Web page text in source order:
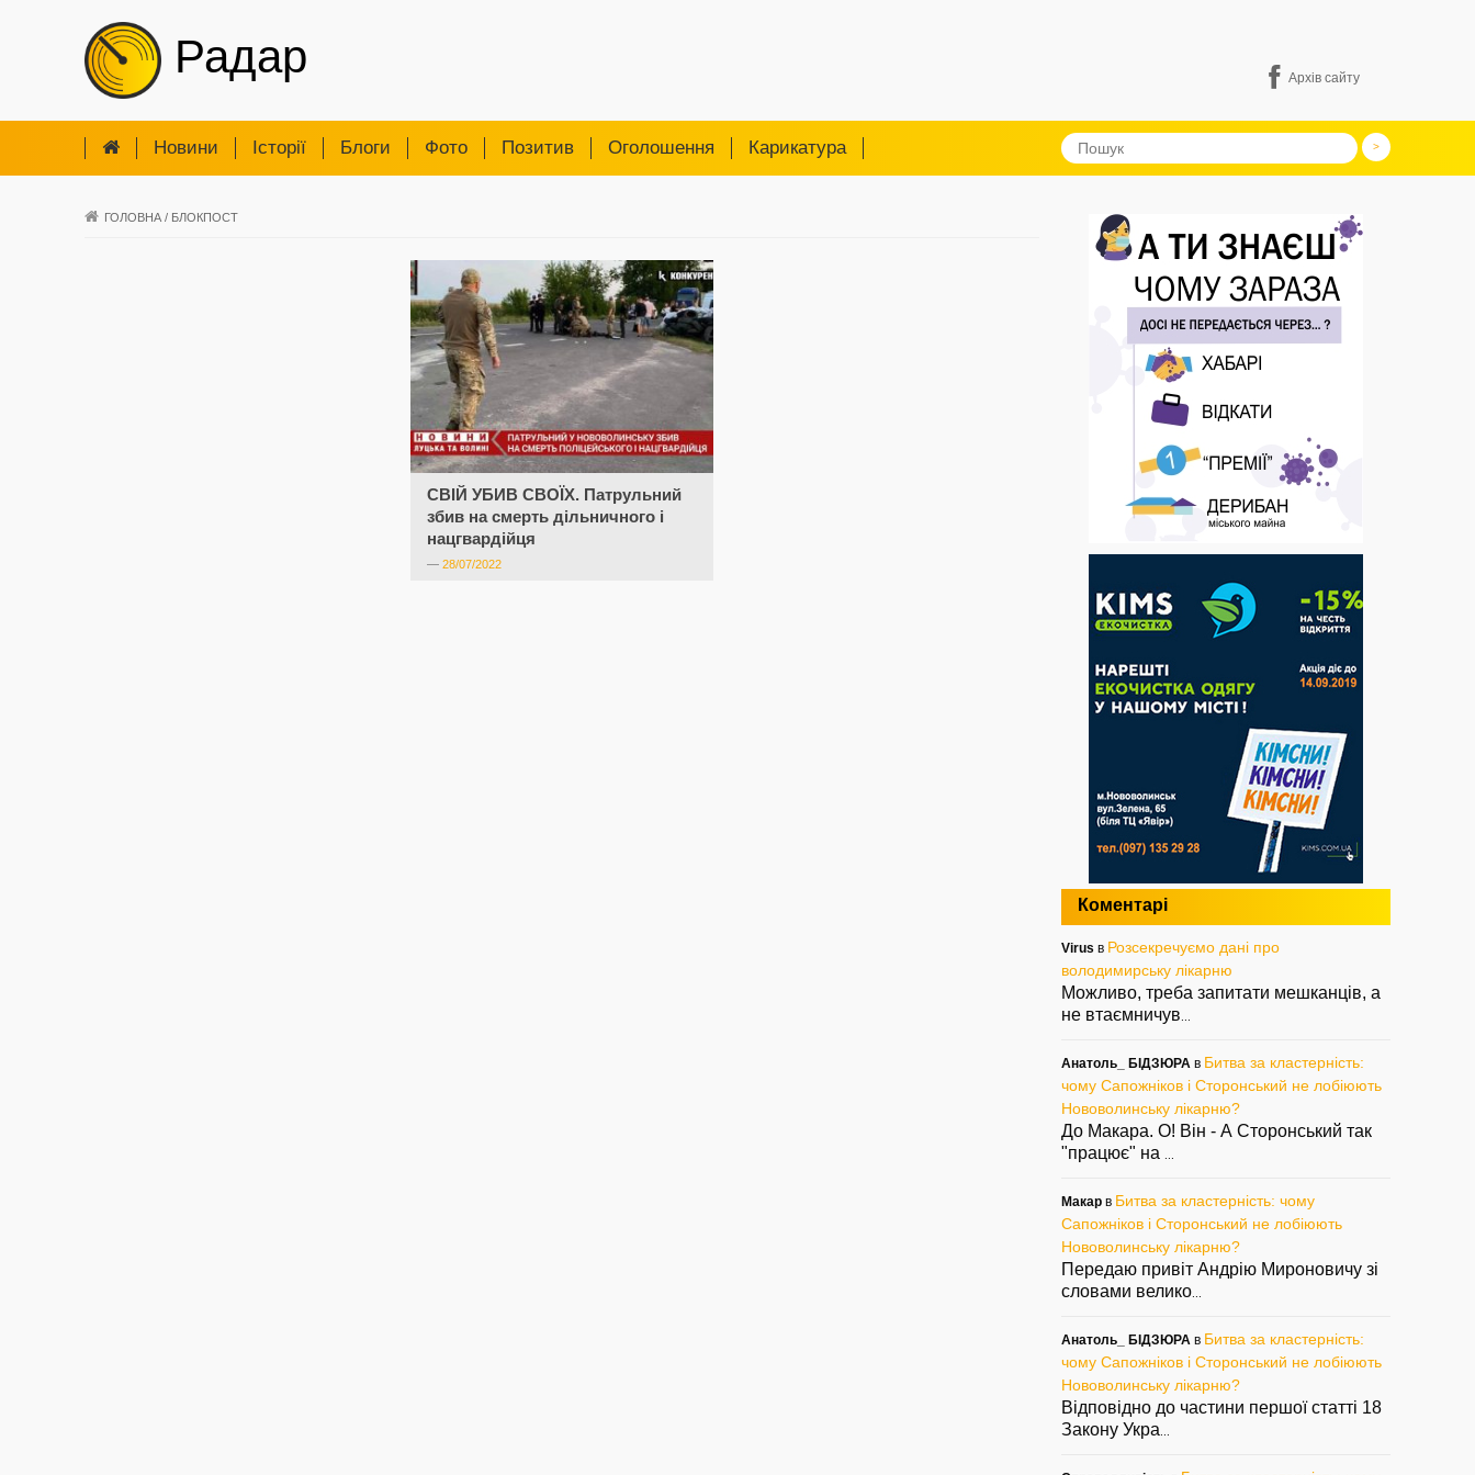
Радар Архів сайту
Новини Iсторії Блоги Фото Позитив Оголошення Карикатура
ГОЛОВНА / БЛОКПОСТ
СВІЙ УБИВ СВОЇХ. Патрульний
збив на смерть дільничного і
нацгвардійця
— 28/07/2022
Коментарі
Virus в Розсекречуємо дані про
володимирську лікарню
Можливо, треба запитати мешканців, а
не втаємничув
Анатоль_ БІДЗЮРА в Битва за кластерність:
чому Сапожніков і Сторонський не лобіюють
Нововолинську лікарню?
До Макара. О! Він - А Сторонський так
"працює" на
Макар в Битва за кластерність: чому
Сапожніков і Сторонський не лобіюють
Нововолинську лікарню?
Передаю привіт Андрію Мироновичу зі
словами велико
Анатоль_ БІДЗЮРА в Битва за кластерність:
чому Сапожніков і Сторонський не лобіюють
Нововолинську лікарню?
Відповідно до частини першої статті 18
Закону Укра